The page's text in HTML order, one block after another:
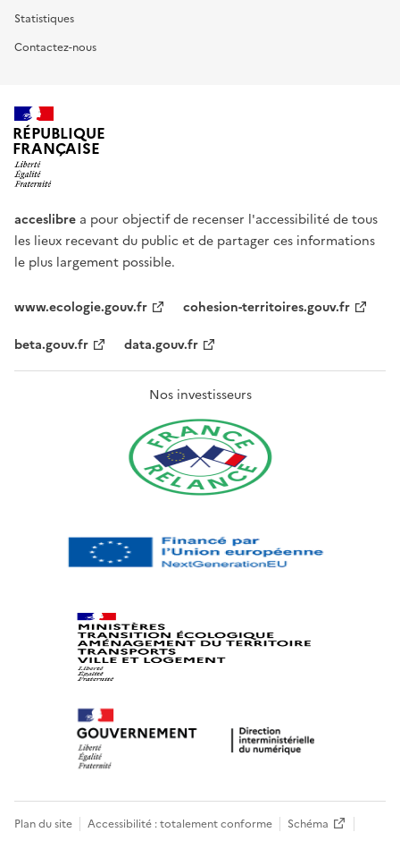
Statistiques
Contactez-nous
RÉPUBLIQUE
FRANÇAISE
acceslibre a pour objectif de recenser l'accessibilité de tous
les lieux recevant du public et de partager ces informations
le plus largement possible.
www.ecologie.gouv.fr
cohesion-territoires.gouv.fr
beta.gouv.fr
data.gouv.fr
Nos investisseurs
Plan du site Accessibilité : totalement conforme Schéma